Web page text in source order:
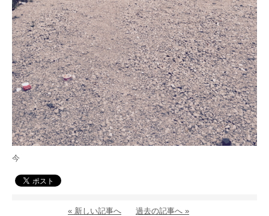
今
« 新しい記事へ 過去の記事へ »